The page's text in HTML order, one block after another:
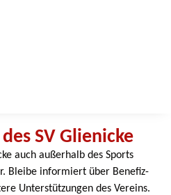
SV Glienicke
auch außerhalb des Sports
Bleibe informiert über Benefiz-
Unterstützungen des Vereins.